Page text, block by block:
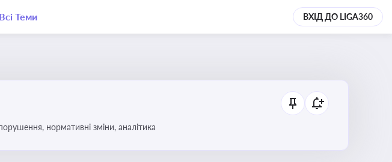
Всі Теми ВХІД ДО LIGA360
нормативні зміни, аналітика